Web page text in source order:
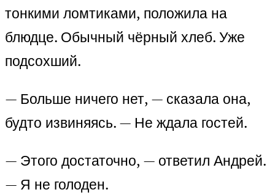
тонкими ломтиками, положила на
блюдце. Обычный чёрный хлеб. Уже
подсохший.
— Больше ничего нет, — сказала она,
будто извиняясь. — Не ждала гостей.
— Этого достаточно, — ответил Андрей.
— Я не голоден.